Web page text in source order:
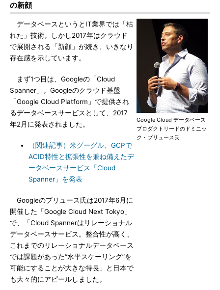
の新顔
Google Cloud データベース
プロダクトリードのドミニッ
ク・プリュース氏
データベースというとIT業界では「枯
れた」技術。しかし2017年はクラウド
で展開される「新顔」が続き、いきなり
存在感を示しています。
まず1つ目は、Googleの「Cloud
Spanner」。Googleのクラウド基盤
「Google Cloud Platform」で提供され
るデータベースサービスとして、2017
年2月に発表されました。
（関連記事）米グーグル、GCPで
ACID特性と拡張性を兼ね備えたデ
ータベースサービス「Cloud
Spanner」を発表
Googleのプリュース氏は2017年6月に
開催した「Google Cloud Next Tokyo」
で、「Cloud Spannerはリレーショナル
データベースサービス。整合性が高く、
これまでのリレーショナルデータベース
では課題があった“水平スケーリング”を
可能にすることが大きな特長」と日本で
も大々的にアピールしました。